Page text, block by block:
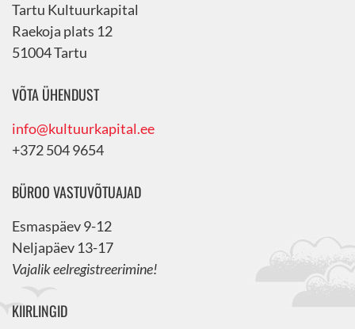
Tartu Kultuurkapital
Raekoja plats 12
51004 Tartu
VÕTA ÜHENDUST
info@kultuurkapital.ee
+372 504 9654
BÜROO VASTUVÕTUAJAD
Esmaspäev 9-12
Neljapäev 13-17
Vajalik eelregistreerimine!
KIIRLINGID